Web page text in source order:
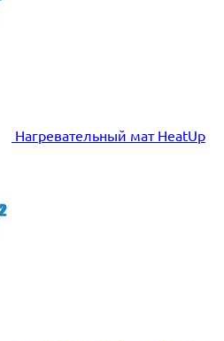
Нагревательный мат HeatUp